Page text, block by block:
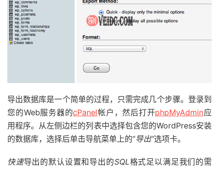
导出数据库是一个简单的过程，只需完成几个步骤。登录到
您的Web服务器的cPanel帐户，然后打开phpMyAdmin应
用程序。从左侧边栏的列表中选择包含您的WordPress安装
的数据库，选择后单击导航菜单上的“导出”选项卡。
快速导出的默认设置和导出的SQL格式足以满足我们的需